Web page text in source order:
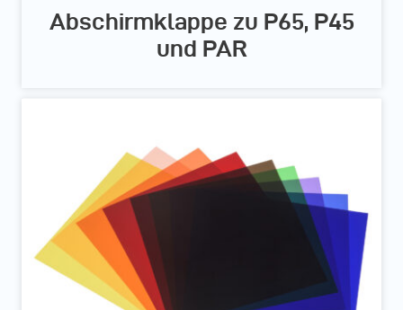
Abschirmklappe zu P65, P45
und PAR